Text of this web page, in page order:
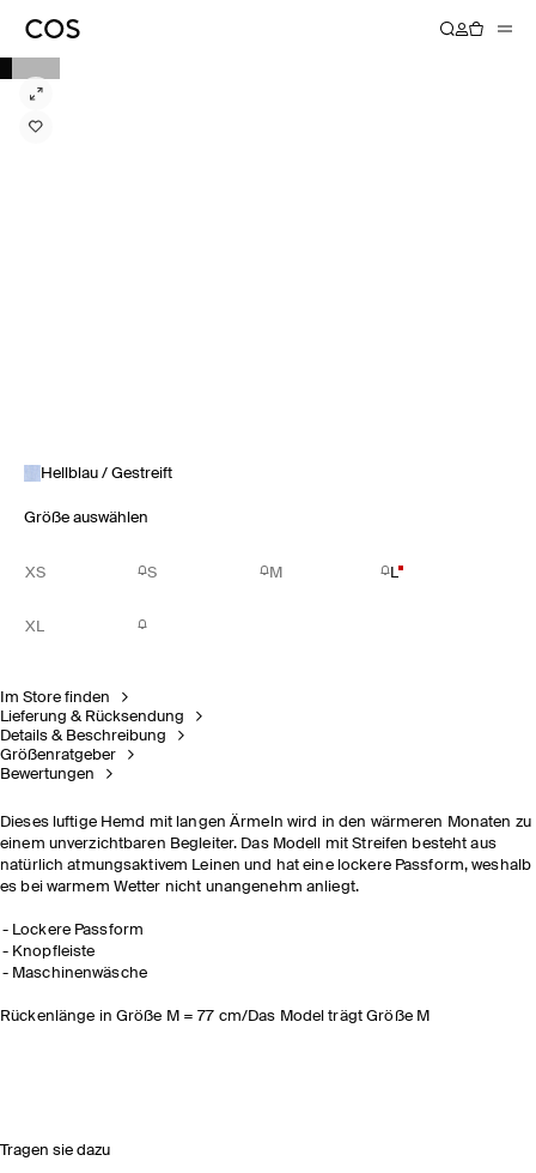
Hellblau / Gestreift
Größe auswählen
XS S M L
XL
Im Store finden
Lieferung & Rücksendung
Details & Beschreibung
Größenratgeber
Bewertungen
Dieses luftige Hemd mit langen Ärmeln wird in den wärmeren Monaten zu
einem unverzichtbaren Begleiter. Das Modell mit Streifen besteht aus
natürlich atmungsaktivem Leinen und hat eine lockere Passform, weshalb
es bei warmem Wetter nicht unangenehm anliegt.
Lockere Passform
Knopfleiste
Maschinenwäsche
Rückenlänge in Größe M = 77 cm/Das Model trägt Größe M
Tragen sie dazu